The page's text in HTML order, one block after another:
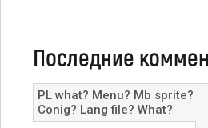
Последние
PL what? Menu? Mb sprite?
Conig? Lang file? What?